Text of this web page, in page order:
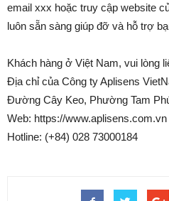
email xxx hoặc truy cập website
luôn sẵn sàng giúp đỡ và hỗ trợ
Khách hàng ở Việt Nam, vui lòng
Địa chỉ của Công ty Aplisens
Đường Cây Keo, Phường Tam
Web: https://www.aplisens.com.vn
Hotline: (+84) 028 73000184